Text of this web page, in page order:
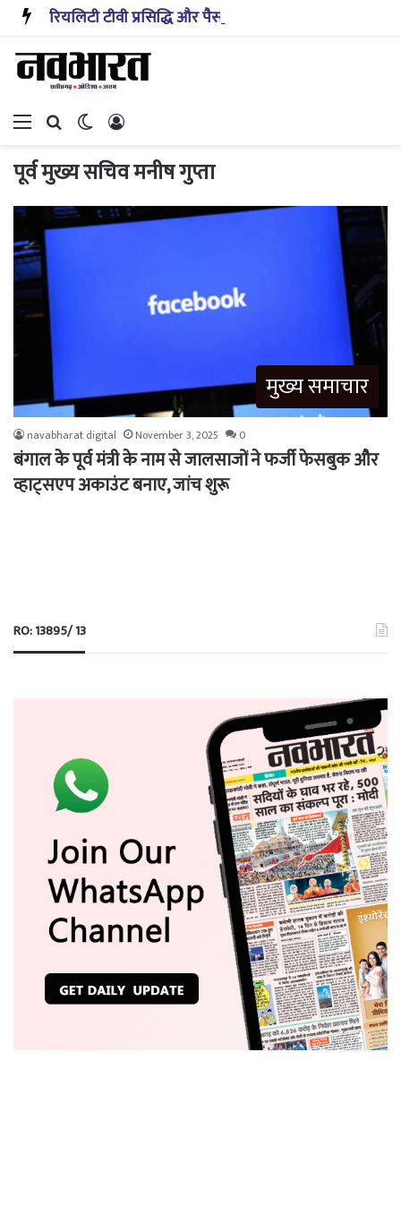
Menu Search forSwitch skin
पूर्व मुख्य सचिव मनीष गुप्ता
मुख्य समाचार
navabharat digital November 3, 2025 0
बंगाल के पूर्व मंत्री के नाम से जालसाजों ने फर्जी फेसबुक और
व्हाट्सएप अकाउंट बनाए, जांच शुरू
RO: 13895/ 13